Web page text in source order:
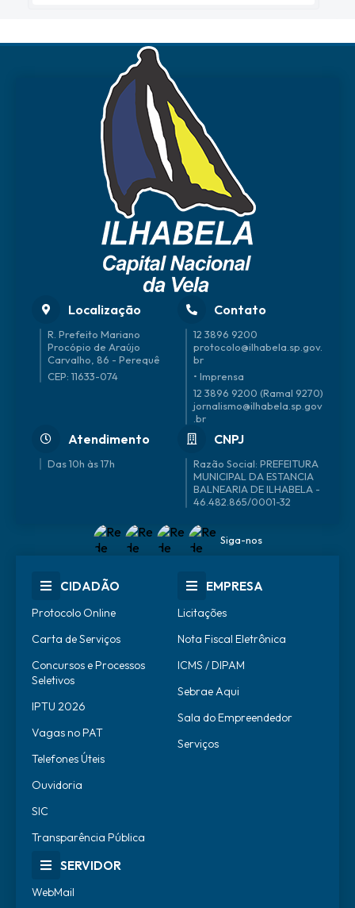
Localização
R. Prefeito Mariano
Procópio de Araújo
Carvalho, 86 - Perequê
CEP: 11633-074
Contato
12 3896 9200
protocolo@ilhabela.sp.gov.
br
• Imprensa
12 3896 9200 (Ramal 9270)
jornalismo@ilhabela.sp.gov
.br
Atendimento
Das 10h às 17h
CNPJ
46.482.865/0001-32
Siga-nos
CIDADÃO
Protocolo Online
Carta de Serviços
Concursos e Processos
Seletivos
IPTU 2026
Vagas no PAT
Telefones Úteis
Ouvidoria
SIC
Transparência Pública
EMPRESA
Licitações
Nota Fiscal Eletrônica
ICMS / DIPAM
Sebrae Aqui
Sala do Empreendedor
Serviços
SERVIDOR
WebMail